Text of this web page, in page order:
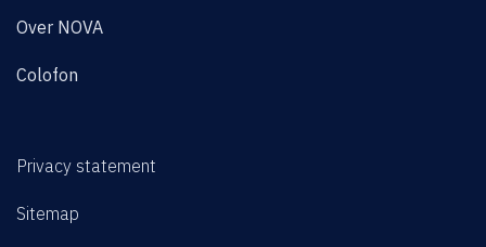
Over NOVA
Colofon
Privacy statement
Sitemap